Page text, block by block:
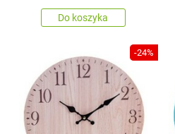
Do koszyka
-24%